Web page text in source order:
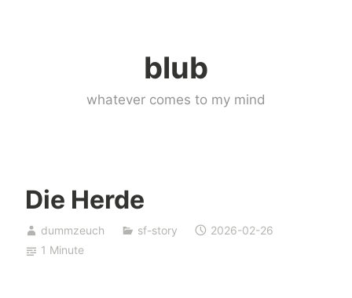
blub
whatever comes to my mind
Die Herde
dummzeuch sf-story
2026-02-26
1 Minute